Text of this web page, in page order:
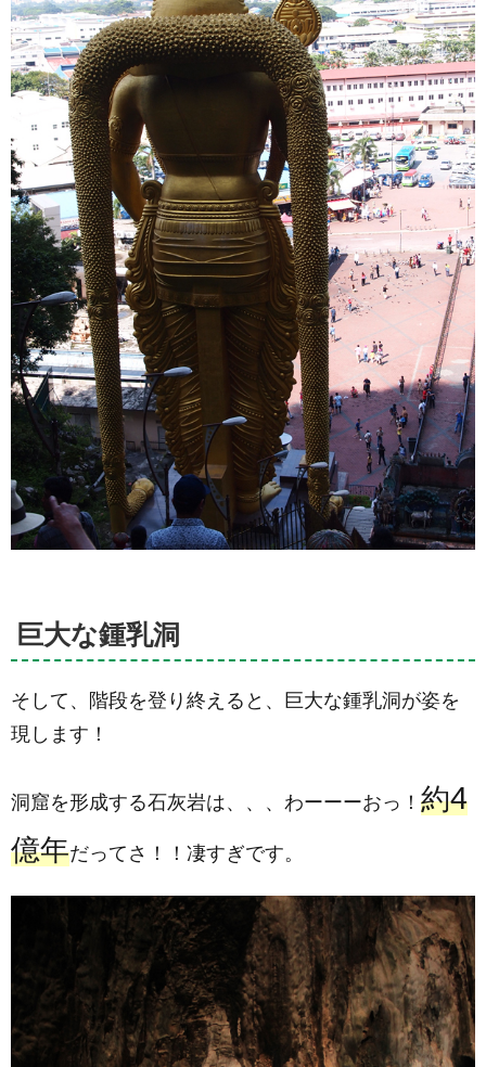
巨大な鍾乳洞
そして、階段を登り終えると、巨大な鍾乳洞が姿を
現します！
洞窟を形成する石灰岩は、、、わーーーおっ！ 約4
億年だってさ！！凄すぎです。